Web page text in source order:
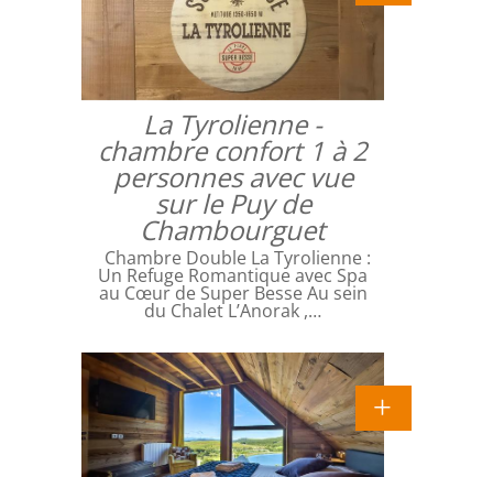
La Tyrolienne -
chambre confort 1 à 2
personnes avec vue
sur le Puy de
Chambourguet
Chambre Double La Tyrolienne :
Un Refuge Romantique avec Spa
au Cœur de Super Besse Au sein
du Chalet L’Anorak ,…